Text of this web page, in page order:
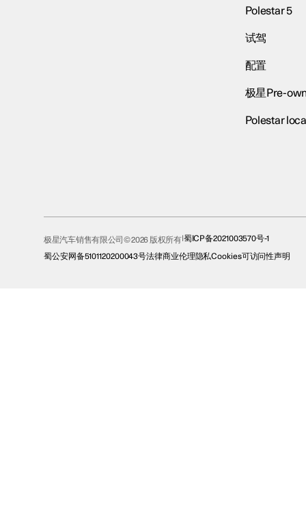
Polestar 5
试驾
配置
极星Pre-
Polestar
极星汽车销售有限公司© 2026 版权所有 蜀ICP备2021003570号-1
蜀公安网备5101120200043号法律商业伦理隐私Cookies可访问性声明